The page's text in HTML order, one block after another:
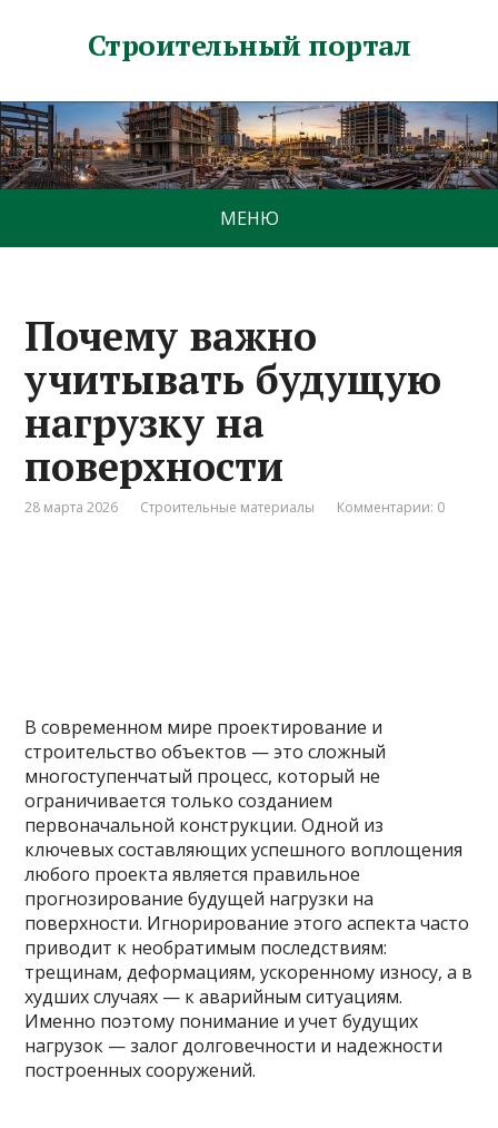
Строительный портал
МЕНЮ
Почему важно
учитывать будущую
нагрузку на
поверхности
28 марта 2026 Строительные материалы Комментарии: 0
В современном мире проектирование и
строительство объектов — это сложный
многоступенчатый процесс, который не
ограничивается только созданием
первоначальной конструкции. Одной из
ключевых составляющих успешного воплощения
любого проекта является правильное
прогнозирование будущей нагрузки на
поверхности. Игнорирование этого аспекта часто
приводит к необратимым последствиям:
трещинам, деформациям, ускоренному износу, а в
худших случаях — к аварийным ситуациям.
Именно поэтому понимание и учет будущих
нагрузок — залог долговечности и надежности
построенных сооружений.